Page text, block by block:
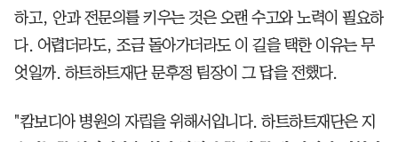
하고, 안과 전문의를 키우는 것은 오랜 수고와 노력이 필요하
다. 어렵더라도, 조금 돌아가더라도 이 길을 택한 이유는 무
엇일까. 하트하트재단 문후정 팀장이 그 답을 전했다.
"캄보디아 병원의 자립을 위해서입니다. 하트하트재단은 지